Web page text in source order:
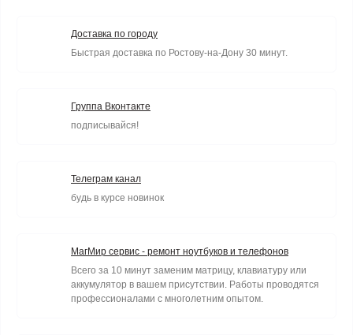
Доставка по городу
Быстрая доставка по Ростову-на-Дону 30 минут.
Группа Вконтакте
подписывайся!
Телеграм канал
будь в курсе новинок
МагМир сервис - ремонт ноутбуков и телефонов
Всего за 10 минут заменим матрицу, клавиатуру или
аккумулятор в вашем присутствии. Работы проводятся
профессионалами с многолетним опытом.